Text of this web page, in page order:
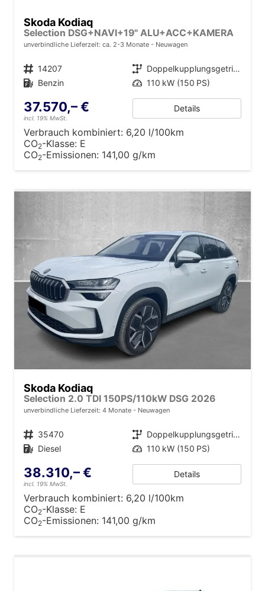
Skoda Kodiaq
Selection DSG+NAVI+19'' ALU+ACC+KAMERA
unverbindliche Lieferzeit: ca. 2-3 Monate Neuwagen
Fahrzeugnr. 14207 Getriebe
Doppelkupplungsgetriebe (DSG)
Kraftstoff Benzin Leistung 110 kW (150 PS)
37.570,– €
incl. 19% MwSt.
Details
Verbrauch kombiniert: 6,20 l/100km
CO2-Klasse: E
CO2-Emissionen: 141,00 g/km
Skoda Kodiaq
Selection 2.0 TDI 150PS/110kW DSG 2026
unverbindliche Lieferzeit: 4 Monate Neuwagen
Fahrzeugnr. 35470 Getriebe
Doppelkupplungsgetriebe (DSG)
Kraftstoff Diesel Leistung 110 kW (150 PS)
38.310,– €
incl. 19% MwSt.
Details
Verbrauch kombiniert: 6,20 l/100km
CO2-Klasse: E
CO2-Emissionen: 141,00 g/km